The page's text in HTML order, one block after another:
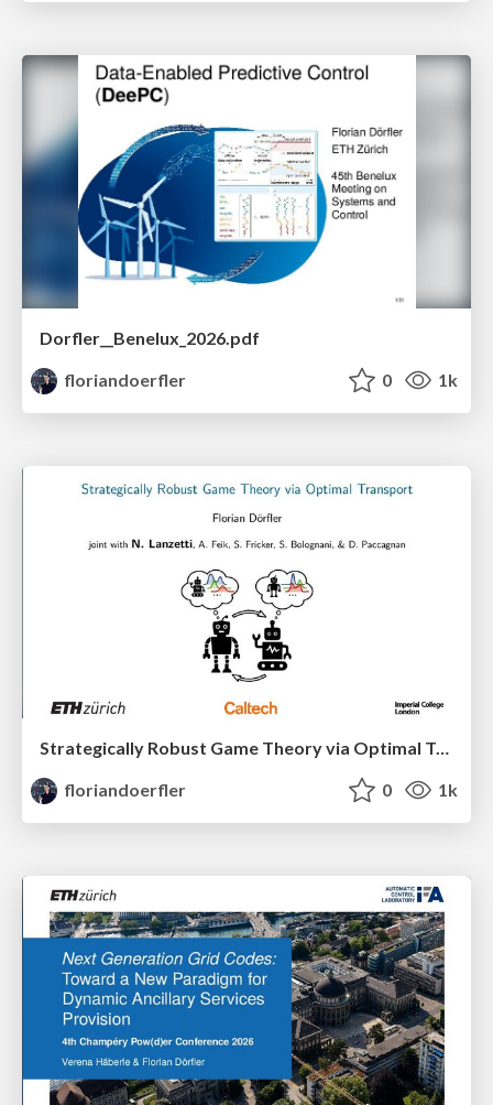
Dorfler__Benelux_2026.pdf
floriandoerfler
0 1k
Strategically Robust Game Theory via Optimal Transport
floriandoerfler
0 1k